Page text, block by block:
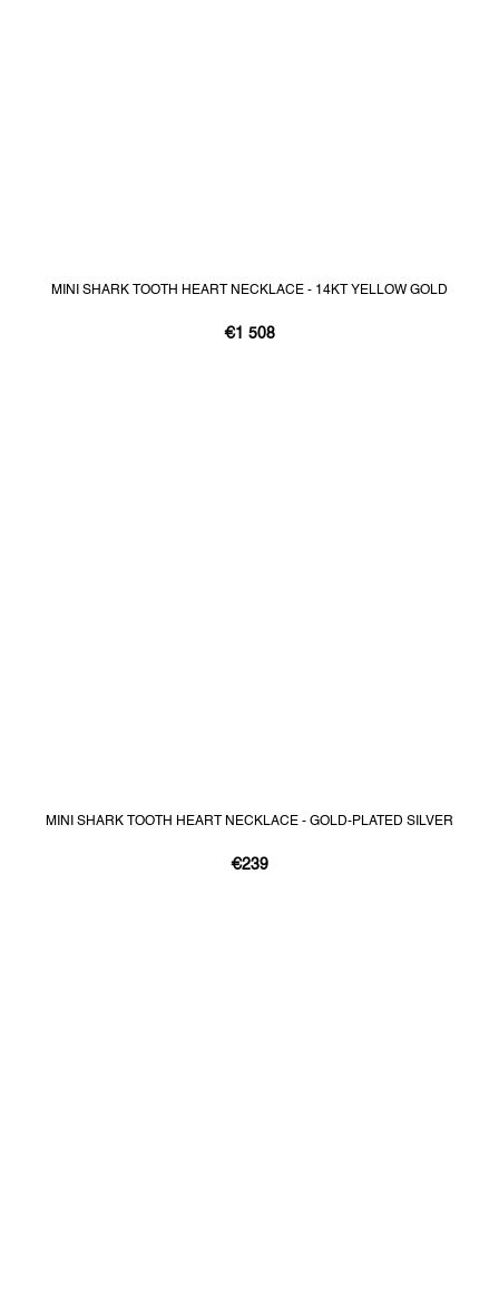
MINI SHARK TOOTH HEART NECKLACE - 14KT YELLOW GOLD
€1 508
MINI SHARK TOOTH HEART NECKLACE - GOLD-PLATED SILVER
€239